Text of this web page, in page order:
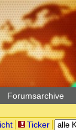
Forumsarchive
Ticker